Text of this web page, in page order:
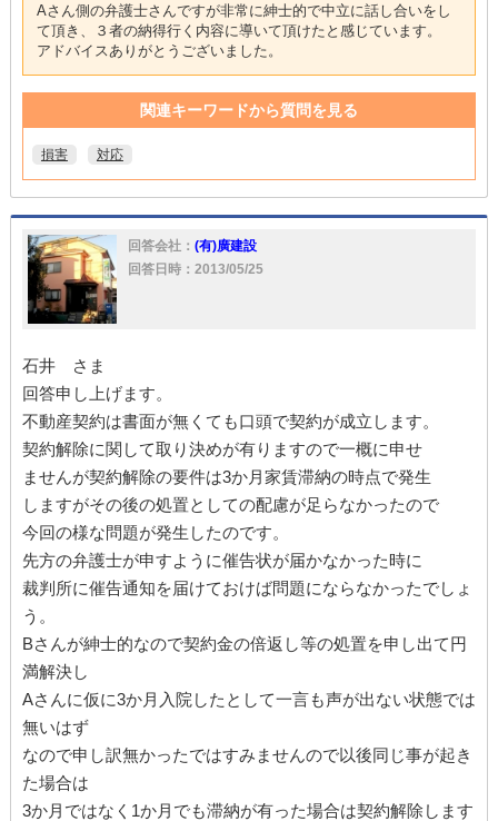
Aさん側の弁護士さんですが非常に紳士的で中立に話し合いをし
て頂き、３者の納得行く内容に導いて頂けたと感じています。
アドバイスありがとうございました。
関連キーワードから質問を見る
損害 対応
回答会社： (有)廣建設
回答日時：2013/05/25
石井 さま
回答申し上げます。
不動産契約は書面が無くても口頭で契約が成立します。
契約解除に関して取り決めが有りますので一概に申せ
ませんが契約解除の要件は3か月家賃滞納の時点で発生
しますがその後の処置としての配慮が足らなかったので
今回の様な問題が発生したのです。
先方の弁護士が申すように催告状が届かなかった時に
裁判所に催告通知を届けておけば問題にならなかったでしょ
う。
Bさんが紳士的なので契約金の倍返し等の処置を申し出て円
満解決し
Aさんに仮に3か月入院したとして一言も声が出ない状態では
無いはず
なので申し訳無かったではすみませんので以後同じ事が起き
た場合は
3か月ではなく1か月でも滞納が有った場合は契約解除します